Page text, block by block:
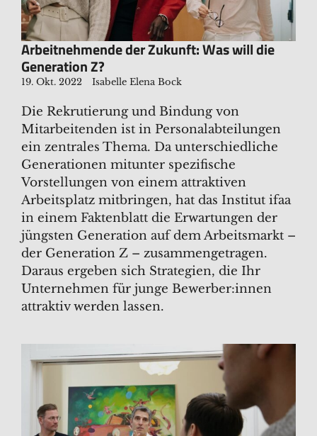
Arbeitnehmende der Zukunft: Was will die
Generation Z?
19. Okt. 2022 Isabelle Elena Bock
Die Rekrutierung und Bindung von
Mitarbeitenden ist in Personalabteilungen
ein zentrales Thema. Da unterschiedliche
Generationen mitunter spezifische
Vorstellungen von einem attraktiven
Arbeitsplatz mitbringen, hat das Institut ifaa
in einem Faktenblatt die Erwartungen der
jüngsten Generation auf dem Arbeitsmarkt –
der Generation Z – zusammengetragen.
Daraus ergeben sich Strategien, die Ihr
Unternehmen für junge Bewerber:innen
attraktiv werden lassen.